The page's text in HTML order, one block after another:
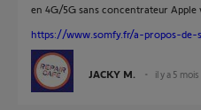
en 4G/5G sans concentrateur
https://www.somfy.fr/a-propos-de-
JACKY M. il y a 5 mois